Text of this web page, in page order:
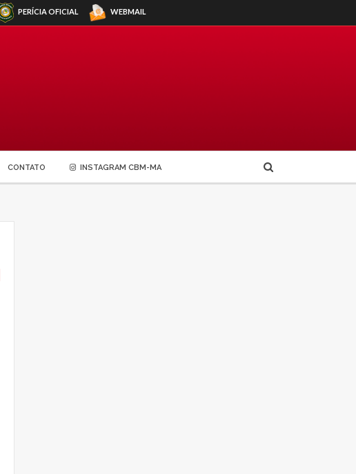
PERÍCIA OFICIAL WEBMAIL
CONTATO INSTAGRAM CBM-MA